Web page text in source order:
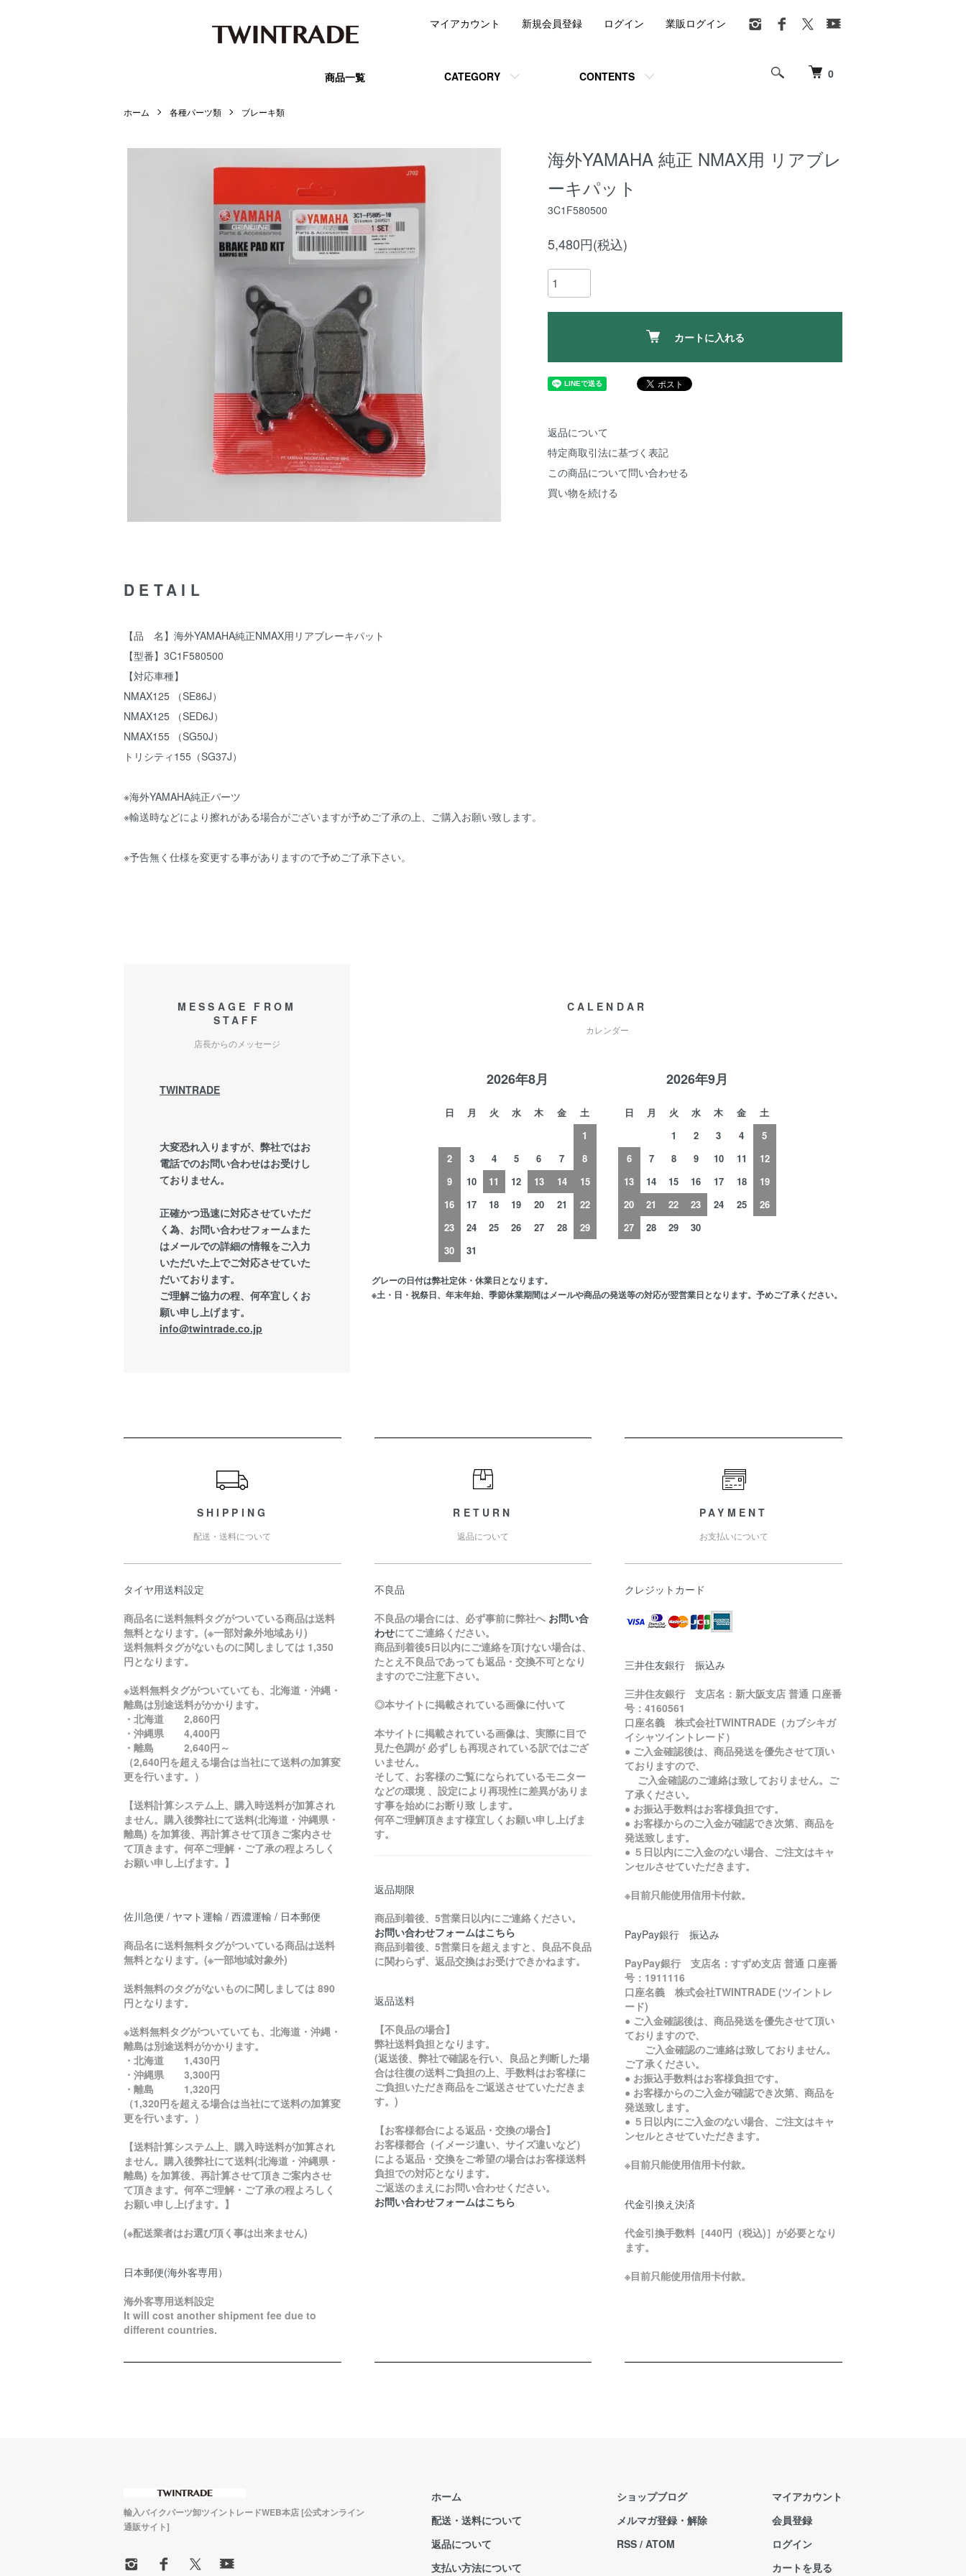
0
商品一覧 CATEGORY CONTENTS
マイアカウント 新規会員登録 ログイン 業販ログイン
ホーム 各種パーツ類 ブレーキ類
海外YAMAHA 純正 NMAX用 リアブレ
ーキパット
3C1F580500
5,480円(税込)
カートに入れる
返品について
特定商取引法に基づく表記
この商品について問い合わせる
買い物を続ける
DETAIL
【品 名】海外YAMAHA純正NMAX用リアブレーキパット
【型番】3C1F580500
【対応車種】
NMAX125 （SE86J）
NMAX125 （SED6J）
NMAX155 （SG50J）
トリシティ155（SG37J）
※海外YAMAHA純正パーツ
※輸送時などにより擦れがある場合がございますが予めご了承の上、ご購入お願い致します。
※予告無く仕様を変更する事がありますので予めご了承下さい。
MESSAGE FROM
STAFF
店長からのメッセージ
TWINTRADE
大変恐れ入りますが、弊社ではお
電話でのお問い合わせはお受けし
ておりません。
正確かつ迅速に対応させていただ
く為、お問い合わせフォームまた
はメールでの詳細の情報をご入力
いただいた上でご対応させていた
だいております。
ご理解ご協力の程、何卒宜しくお
願い申し上げます。
info@twintrade.co.jp
CALENDAR
カレンダー
2026年8月
日 月 火 水 木 金
土
1
2
3 4 5 6 7
8
9
10 11 12 13 14
15
16
17 18 19 20 21
22
23
24 25 26 27 28
29
30
31
2026年9月
日 月 火 水 木 金
土
1
2 3 4
5
6
7 8 9 10 11
12
13
14 15 16 17 18
19
20
21 22 23 24 25
26
27
28 29 30
グレーの日付は弊社定休・休業日となります。
※土・日・祝祭日、年末年始、季節休業期間はメールや商品の発送等の対応が翌営業日となります。予めご了承ください。
SHIPPING
配送・送料について
タイヤ用送料設定
商品名に送料無料タグがついている商品は送料
無料となります。(※一部対象外地域あり)
送料無料タグがないものに関しましては 1,350
円となります。
※送料無料タグがついていても、北海道・沖縄・
離島は別途送料がかかります。
・北海道 2,860円
・沖縄県 4,400円
・離島 2,640円～
（2,640円を超える場合は当社にて送料の加算変
更を行います。）
【送料計算システム上、購入時送料が加算され
ません。購入後弊社にて送料(北海道・沖縄県・
離島) を加算後、再計算させて頂きご案内させ
て頂きます。何卒ご理解・ご了承の程よろしく
お願い申し上げます。】
佐川急便 / ヤマト運輸 / 西濃運輸 / 日本郵便
商品名に送料無料タグがついている商品は送料
無料となります。(※一部地域対象外)
送料無料のタグがないものに関しましては 890
円となります。
※送料無料タグがついていても、北海道・沖縄・
離島は別途送料がかかります。
・北海道 1,430円
・沖縄県 3,300円
・離島 1,320円
（1,320円を超える場合は当社にて送料の加算変
更を行います。）
【送料計算システム上、購入時送料が加算され
ません。購入後弊社にて送料(北海道・沖縄県・
離島) を加算後、再計算させて頂きご案内させ
て頂きます。何卒ご理解・ご了承の程よろしく
お願い申し上げます。】
(※配送業者はお選び頂く事は出来ません)
日本郵便(海外客専用）
海外客専用送料設定
It will cost another shipment fee due to
different countries.
RETURN
返品について
不良品
不良品の場合には、必ず事前に弊社へ お問い合
わせにてご連絡ください。
商品到着後5日以内にご連絡を頂けない場合は、
たとえ不良品であっても返品・交換不可となり
ますのでご注意下さい。
◎本サイトに掲載されている画像に付いて
本サイトに掲載されている画像は、実際に目で
見た色調が 必ずしも再現されている訳ではござ
いません。
そして、お客様のご覧になられているモニター
などの環境 、設定により再現性に差異がありま
す事を始めにお断り致 します。
何卒ご理解頂きます様宜しくお願い申し上げま
す。
返品期限
商品到着後、5営業日以内にご連絡ください。
お問い合わせフォームはこちら
商品到着後、5営業日を超えますと、良品不良品
に関わらず、返品交換はお受けできかねます。
返品送料
【不良品の場合】
弊社送料負担となります。
(返送後、弊社で確認を行い、良品と判断した場
合は往復の送料ご負担の上、手数料はお客様に
ご負担いただき商品をご返送させていただきま
す。)
【お客様都合による返品・交換の場合】
お客様都合（イメージ違い、サイズ違いなど）
による返品・交換をご希望の場合はお客様送料
負担での対応となります。
ご返送のまえにお問い合わせください。
お問い合わせフォームはこちら
PAYMENT
お支払いについて
クレジットカード
三井住友銀行 振込み
三井住友銀行 支店名：新大阪支店 普通 口座番
号：4160561
口座名義 株式会社TWINTRADE（カブシキガ
イシャツイントレード）
● ご入金確認後は、商品発送を優先させて頂い
ておりますので、
ご入金確認のご連絡は致しておりません。ご
了承ください。
● お振込手数料はお客様負担です。
● お客様からのご入金が確認でき次第、商品を
発送致します。
● ５日以内にご入金のない場合、ご注文はキャ
ンセルさせていただきます。
※目前只能使用信用卡付款。
PayPay銀行 振込み
PayPay銀行 支店名：すずめ支店 普通 口座番
号：1911116
口座名義 株式会社TWINTRADE (ツイントレ
ード)
● ご入金確認後は、商品発送を優先させて頂い
ておりますので、
ご入金確認のご連絡は致しておりません。
ご了承ください。
● お振込手数料はお客様負担です。
● お客様からのご入金が確認でき次第、商品を
発送致します。
● ５日以内にご入金のない場合、ご注文はキャ
ンセルとさせていただきます。
※目前只能使用信用卡付款。
代金引換え決済
代金引換手数料［440円（税込)］が必要となり
ます。
※目前只能使用信用卡付款。
輸入バイクパーツ卸ツイントレードWEB本店 [公式オンライン
通販サイト]
ホーム
配送・送料について
返品について
支払い方法について
ショップブログ
メルマガ登録・解除
RSS / ATOM
マイアカウント
会員登録
ログイン
カートを見る